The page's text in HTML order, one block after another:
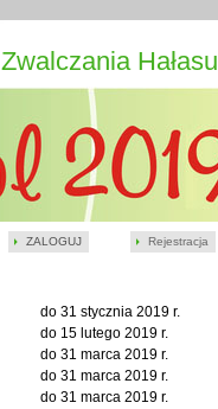
ZALOGUJ Rejestracja
Zwalczania Hałasu
do 31 stycznia 2019 r.
do 15 lutego 2019 r.
do 31 marca 2019 r.
do 31 marca 2019 r.
do 31 marca 2019 r.